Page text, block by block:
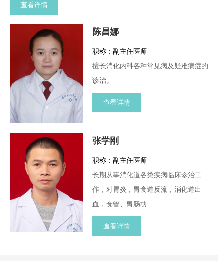
查看详情
陈昌娜
职称：副主任医师
擅长消化内科各种常见病及疑难病症的
诊治。
查看详情
张学刚
职称：副主任医师
长期从事消化道各类疾病临床诊治工
作，对胃炎，胃食道反流，消化道出
血，食管、胃肠功…
查看详情